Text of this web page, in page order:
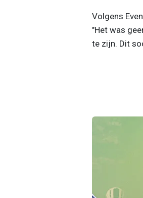
Volgens
"Het was
te zijn. Dit